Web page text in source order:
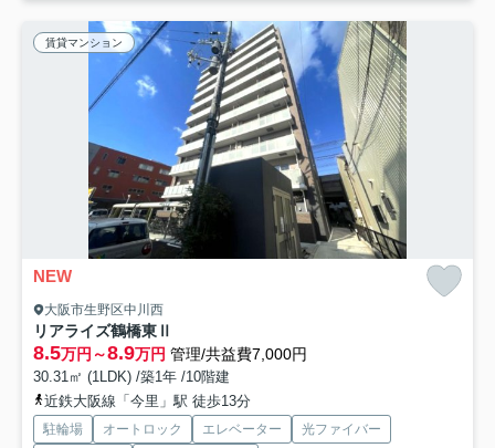
賃貸マンション
NEW
大阪市生野区中川西
リアライズ鶴橋東Ⅱ
8.5万円～8.9万円 管理/共益費7,000円
30.31㎡ (1LDK) /築1年 /10階建
近鉄大阪線「今里」駅 徒歩13分
駐輪場 オートロック エレベーター
光ファイバー